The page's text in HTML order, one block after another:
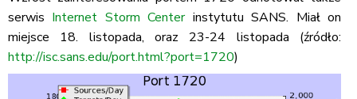
serwis Internet Storm Centerinstytutu SANS. Miał on
miejsce 18. listopada, oraz 23-24 listopada (źródło:
http://isc.sans.edu/port.html?port=1720)